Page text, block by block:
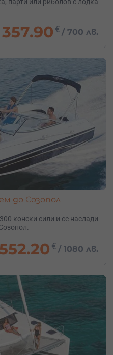
357.90 € /700 лв.
до Созопол
конски сили и се наслади
€ /1080 лв.